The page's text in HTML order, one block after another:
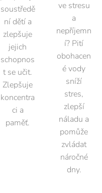
u
satura
soustředě
ní dětí a
zlepšuje
jejich
schopnos
t se učit.
Zlepšuje
koncentra
ci a
paměť.
ve stresu
a
nepříjemn
í? Pití
obohacen
é vody
sníží
stres,
zlepší
náladu a
pomůže
zvládat
náročné
dny.